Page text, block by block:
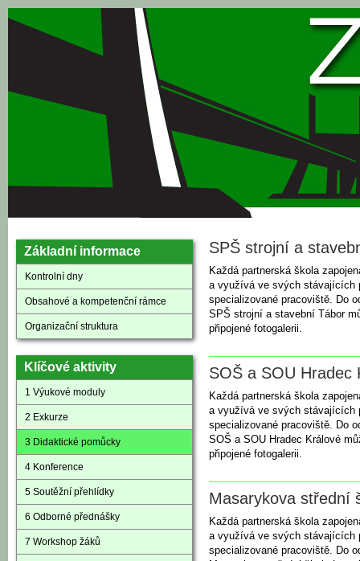
Přejít k hlavnímu obsahu
Základní informace
Kontrolní dny
Obsahové a kompetenční rámce
Organizační struktura
Klíčové aktivity
1 Výukové moduly
2 Exkurze
3 Didaktické pomůcky
4 Konference
5 Soutěžní přehlídky
6 Odborné přednášky
7 Workshop žáků
SPŠ strojní a
Každá partnerská škola
a využívá ve svých stávajících
specializované pracoviště. Do
SPŠ strojní a stavební Tábor
připojené fotogalerii.
SOŠ a SOU Hradec
Každá partnerská škola
a využívá ve svých stávajících
specializované pracoviště. Do
SOŠ a SOU Hradec Králové
připojené fotogalerii.
Masarykova střední
Každá partnerská škola
a využívá ve svých stávajících
specializované pracoviště. Do